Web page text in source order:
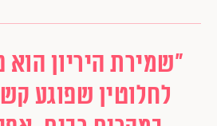
"שמירת היריון הוא
לחלוטין שפוגע